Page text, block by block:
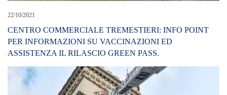
22/10/2021
CENTRO COMMERCIALE TREMESTIERI: INFO POINT
PER INFORMAZIONI SU VACCINAZIONI ED
ASSISTENZA IL RILASCIO GREEN PASS.